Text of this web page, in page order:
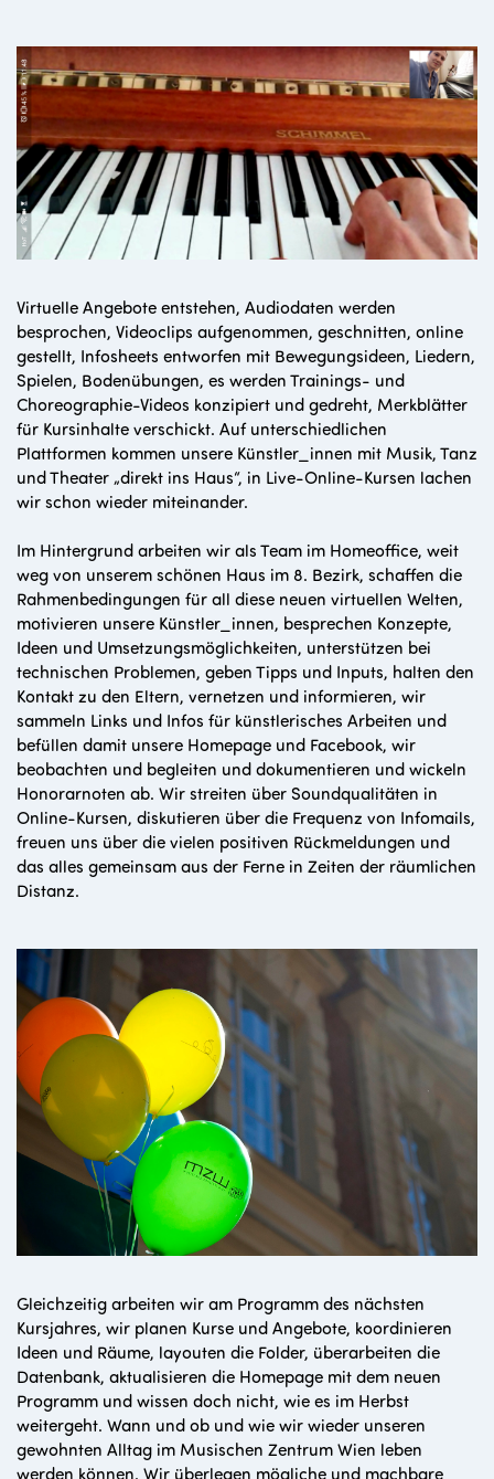
Virtuelle Angebote entstehen, Audiodaten werden
besprochen, Videoclips aufgenommen, geschnitten, online
gestellt, Infosheets entworfen mit Bewegungsideen, Liedern,
Spielen, Bodenübungen, es werden Trainings- und
Choreographie-Videos konzipiert und gedreht, Merkblätter
für Kursinhalte verschickt. Auf unterschiedlichen
Plattformen kommen unsere Künstler_innen mit Musik, Tanz
und Theater „direkt ins Haus“, in Live-Online-Kursen lachen
wir schon wieder miteinander.
Im Hintergrund arbeiten wir als Team im Homeoffice, weit
weg von unserem schönen Haus im 8. Bezirk, schaffen die
Rahmenbedingungen für all diese neuen virtuellen Welten,
motivieren unsere Künstler_innen, besprechen Konzepte,
Ideen und Umsetzungsmöglichkeiten, unterstützen bei
technischen Problemen, geben Tipps und Inputs, halten den
Kontakt zu den Eltern, vernetzen und informieren, wir
sammeln Links und Infos für künstlerisches Arbeiten und
befüllen damit unsere Homepage und Facebook, wir
beobachten und begleiten und dokumentieren und wickeln
Honorarnoten ab. Wir streiten über Soundqualitäten in
Online-Kursen, diskutieren über die Frequenz von Infomails,
freuen uns über die vielen positiven Rückmeldungen und
das alles gemeinsam aus der Ferne in Zeiten der räumlichen
Distanz.
Gleichzeitig arbeiten wir am Programm des nächsten
Kursjahres, wir planen Kurse und Angebote, koordinieren
Ideen und Räume, layouten die Folder, überarbeiten die
Datenbank, aktualisieren die Homepage mit dem neuen
Programm und wissen doch nicht, wie es im Herbst
weitergeht. Wann und ob und wie wir wieder unseren
gewohnten Alltag im Musischen Zentrum Wien leben
werden können. Wir überlegen mögliche und machbare